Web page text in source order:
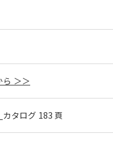
ら ＞＞
タログ 183 頁